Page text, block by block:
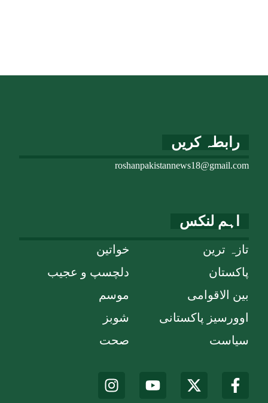
اہم لنکس
خواتین
دلچسپ و عجیب
موسم
شوبز
صحت
تازہ ترین
پاکستان
بین الاقوامی
اوورسیز پاکستانی
سیاست
رابطہ کریں
roshanpakistannews18@gmail.com